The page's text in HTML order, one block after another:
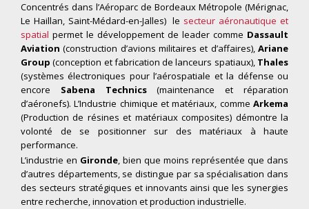
Concentrés dans l’Aéroparc de Bordeaux Métropole (Mérignac,
Le Haillan, Saint-Médard-en-Jalles) le secteur aéronautique et
spatial permet le développement de leader comme Dassault
Aviation(construction d’avions militaires et d’affaires),Ariane
Group(conception et fabrication de lanceurs spatiaux), Thales
(systèmes électroniques pour l’aérospatiale et la défense ou
encore Sabena Technics(maintenance et réparation
d’aéronefs). L’Industrie chimique et matériaux, comme Arkema
(Production de résines et matériaux composites) démontre la
volonté de se positionner sur des matériaux à haute
performance.
L’industrie en Gironde, bien que moins représentée que dans
d’autres départements, se distingue par sa spécialisation dans
des secteurs stratégiques et innovants ainsi que les synergies
entre recherche, innovation et production industrielle.